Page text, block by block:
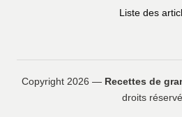
Liste des
Copyright 2026 — Recettes de
droits